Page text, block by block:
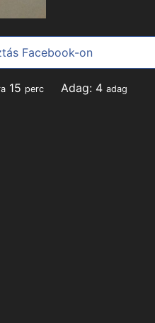
Facebook-on
15minutes
perc Adag: 4 adag